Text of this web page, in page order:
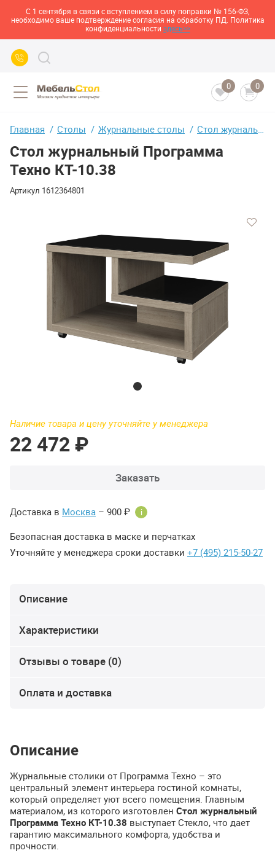
С 1 сентября в связи с вступлением в силу поправки № 156-ФЗ,
необходимо ваше подтверждение согласия на обработку ПД. Политика
конфиденциальности здесь>>
0 0
Главная Столы Журнальные столы Стол журнальный Программа Техно КТ-10.38
Стол журнальный Программа
Техно КТ-10.38
Артикул 1612364801
Наличие товара и цену уточняйте у менеджера
22 472 ₽
Заказать
Доставка в Москва – 900 ₽ i
Безопасная доставка в маске и перчатках
Уточняйте у менеджера сроки доставки +7 (495) 215-50-27
Описание
Характеристики
Отзывы о товаре (0)
Оплата и доставка
Описание
Журнальные столики от Программа Техно – это
центральный элемент интерьера гостиной комнаты,
который определяет уют всего помещения. Главным
материалом, из которого изготовлен Стол журнальный
Программа Техно КТ-10.38 выступает Стекло, что дает
гарантию максимального комфорта, удобства и
прочности.